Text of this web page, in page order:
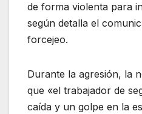
de forma violenta para
según detalla el
forcejeo.
Durante la agresión, la
que «el trabajador de
caída y un golpe en la